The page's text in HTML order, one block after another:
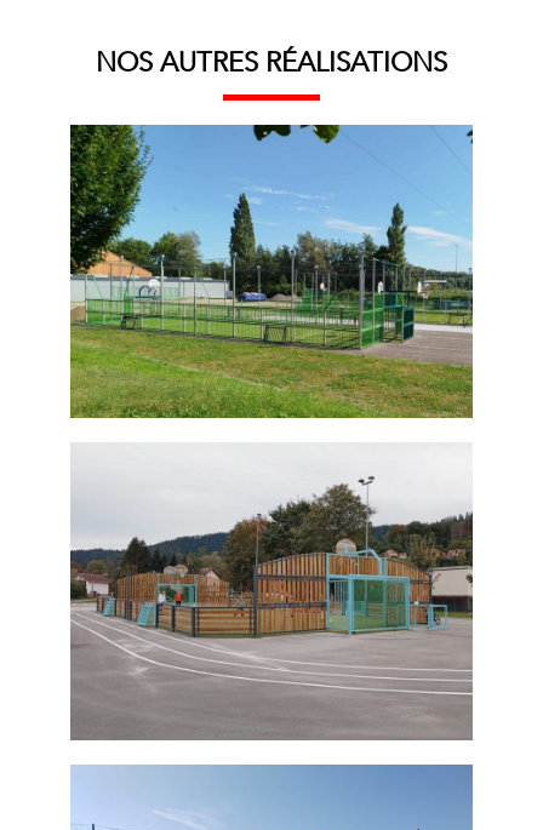
NOS AUTRES RÉALISATIONS